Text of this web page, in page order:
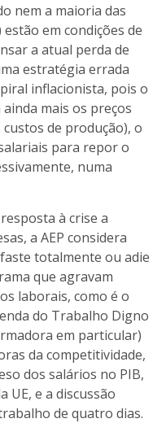
nem a maioria das
em condições de
a atual perda de
estratégia errada
inflacionista, pois o
mais os preços
de produção), o
para repor o
numa
à crise a
a AEP considera
totalmente ou adie
que agravam
laborais, como é o
do Trabalho Digno
em particular)
da competitividade,
dos salários no PIB,
UE, e a discussão
de quatro dias.